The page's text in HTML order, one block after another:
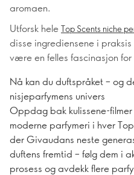
aromaen.
Utforsk hele Top Scents niche
disse ingrediensene i
være en felles fascinasjon for
Nå kan du duftspråket – og
nisjeparfymens univers
Oppdag bak kulissene-filmer
moderne parfymeri i hver
der Givaudans neste
duftens fremtid – følg dem i
prosess og avdekk flere